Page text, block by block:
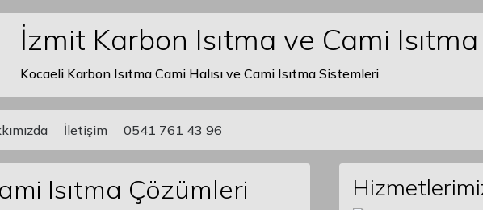
İzmit Karbon Isıtma ve Cami
Kocaeli Karbon Isıtma Cami Halısı ve Cami Isıtma Sistemleri
İletişim 0541 761 43 96
Isıtma Çözümleri